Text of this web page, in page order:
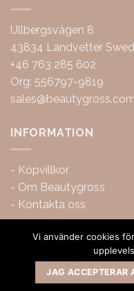
Ullbergsvägen 8
43834 Landvetter
+46 763 285 602
Org: 556797-9819
INFORMATION
- Köpvillkor
- Om Beautygross
- Kontakta oss
Copyright
Vi använder cookies
JAG ACCEPTERAR